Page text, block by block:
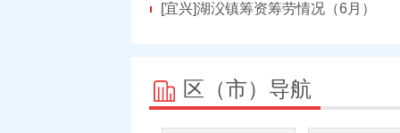
[宜兴]湖㳇镇筹资筹劳情况（6月）
区（市）导航